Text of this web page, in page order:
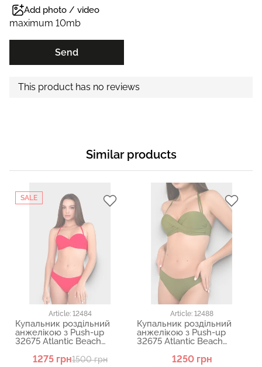
Add photo / video
maximum 10mb
Send
This product has no reviews
Similar products
SALE
Article: 12484
Купальник роздільний
анжелікою з Push-up
32675 Atlantic Beach
1275 грн1500 грн
Article: 12488
Купальник роздільний
анжелікою з Push-up
32675 Atlantic Beach
1250 грн